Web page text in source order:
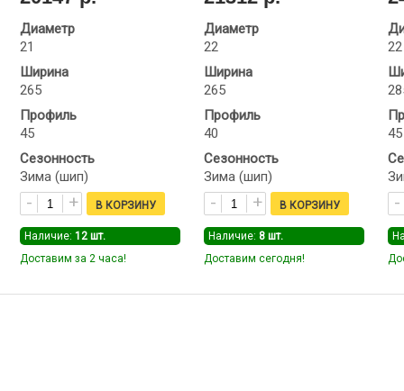
Диаметр
21
Ширина
265
Профиль
45
Сезонность
Зима (шип)
Наличие: 12 шт.
Доставим за 2 часа!
Диаметр
22
Ширина
265
Профиль
40
Сезонность
Зима (шип)
Наличие: 8 шт.
Доставим сегодня!
22
45